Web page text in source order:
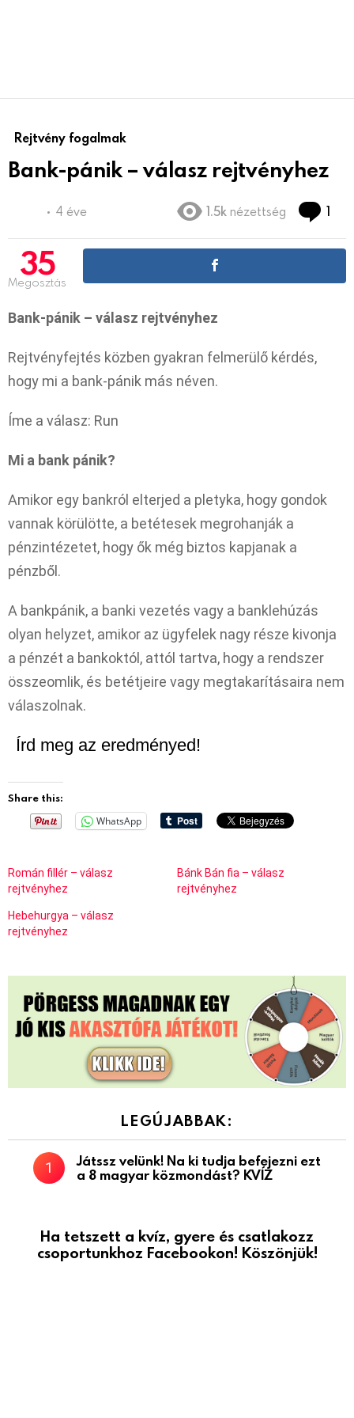
Rejtvény fogalmak
Bank-pánik – válasz rejtvényhez
4 éve 1.5k nézettség 1
35
Megosztás
Bank-pánik – válasz rejtvényhez
Rejtvényfejtés közben gyakran felmerülő kérdés,
hogy mi a bank-pánik más néven.
Íme a válasz: Run
Mi a bank pánik?
Amikor egy bankról elterjed a pletyka, hogy gondok
vannak körülötte, a betétesek megrohanják a
pénzintézetet, hogy ők még biztos kapjanak a
pénzből.
A bankpánik, a banki vezetés vagy a banklehúzás
olyan helyzet, amikor az ügyfelek nagy része kivonja
a pénzét a bankoktól, attól tartva, hogy a rendszer
összeomlik, és betétjeire vagy megtakarításaira nem
válaszolnak.
Írd meg az eredményed!
Share this:
WhatsApp
Román fillér – válasz
rejtvényhez
Bánk Bán fia – válasz
rejtvényhez
Hebehurgya – válasz
rejtvényhez
LEGÚJABBAK:
Játssz velünk! Na ki tudja befejezni ezt
a 8 magyar közmondást? KVÍZ
Ha tetszett a kvíz, gyere és csatlakozz
csoportunkhoz Facebookon! Köszönjük!